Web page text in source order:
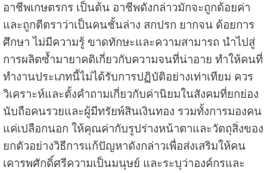
อาชีพเกษตรกร เป็นต้น อาชีพดังกล่าวมักจะถูกด้อยค่า
และถูกตีตราว่าเป็นคนชั้นล่าง สกปรก ยากจน ด้อยการ
ศึกษา ไม่มีความรู้ ขาดทักษะและความสามารถ นำไปสู่
การผลิตซ้ำมายาคติเกี่ยวกับความจนที่น่าอาย ทำให้คนที่
ทำงานประเภทนี้ไม่ได้รับการปฏิบัติอย่างเท่าเทียม ควร
วิเคราะห์และตั้งคำถามเกี่ยวกับค่านิยมในสังคมที่ยกย่อง
นับถือคนรวยและผู้มีทรัยพ์สินเงินทอง รวมทั้งการมองคน
แค่เปลือกนอก ให้คุณค่ากับรูปร่างหน้าตาและวัตถุสิ่งของ
ยกตัวอย่างวิธีการแก้ปัญหาดังกล่าวเพื่อส่งเสริมให้คน
เคารพศักดิ์ศรีความเป็นมนุษย์ และระบุว่าองค์กรและ